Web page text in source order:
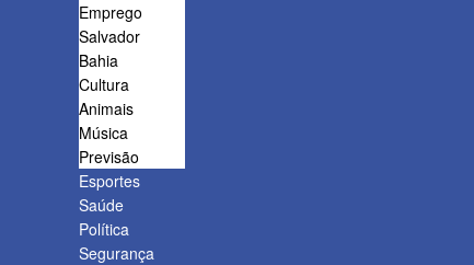
Emprego
Salvador
Bahia
Cultura
Animais
Música
Previsão
Esportes
Saúde
Política
Segurança